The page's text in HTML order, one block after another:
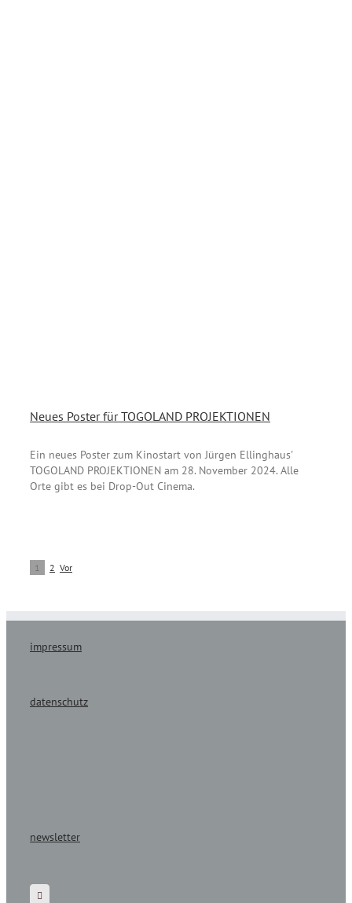
Neues Poster für TOGOLAND PROJEKTIONEN
Ein neues Poster zum Kinostart von Jürgen Ellinghaus'
TOGOLAND PROJEKTIONEN am 28. November 2024. Alle
Orte gibt es bei Drop-Out Cinema.
1 2 Vor
impressum
datenschutz
newsletter